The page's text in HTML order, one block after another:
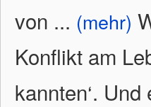
von ... (mehr)
Konflikt am
kannten‘.